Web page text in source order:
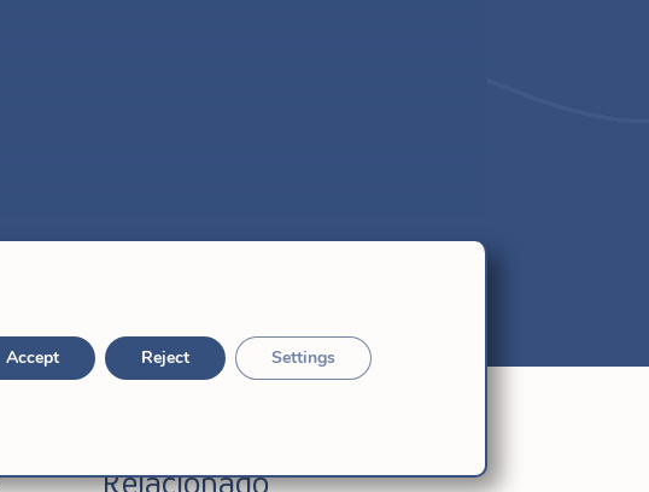
Relacionado
Accept Reject Settings